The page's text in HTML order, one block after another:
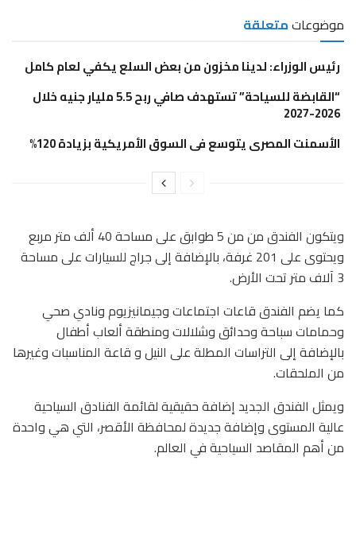
موضوعاتمتعلقة
رئيس الوزراء: لدينا مخزون من بعض السلع يكفي لعام كامل
“القابضة للسياحة” تستهدف صافي ربح 5.5 مليار جنيه خلال
2026-2027
الأسمنت المصرى يتوسع فى السوق الأمريكية بزيادة 120%
ويتكون الفندق من من 5 طوابق على مساحة 40 ألف متر مربع
ويحتوى على 201 غرفة، بالإضافة إلى جراج للسيارات على مساحة
3 آلاف متر تحت الأرض.
كما يضم الفندق قاعات اجتماعات وجيمانيزيوم ونادي صحي
وحمامات سباحة وحدائق وشلالات ومنطقة ألعاب أطفال
بالإضافة إلى التراسات المطلة على النيل و قاعة المناسبات وغيرها
من الملحقات.
ويمثل الفندق الجديد إضافة حقيقية لقائمة الفنادق السياحية
عالية المستوى وإضافة جديدة لمحافظة الأقصر، التي هي واحدة
من أهم المقاصد السياحية في العالم.